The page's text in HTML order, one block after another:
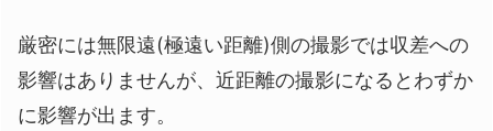
厳密には無限遠(極遠い距離)側の撮影では収差への
影響はありませんが、近距離の撮影になるとわずか
に影響が出ます。